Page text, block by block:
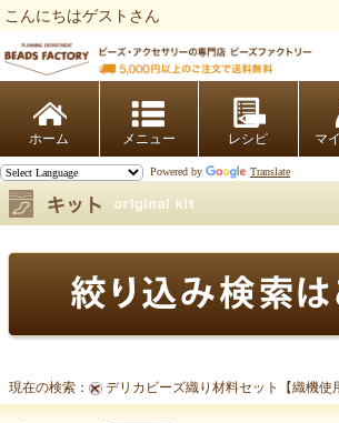
こんにちはゲストさん
ホーム レシピ マ
Powered by Translate
現在の検索： デリカビーズ織り材料セット【織機使